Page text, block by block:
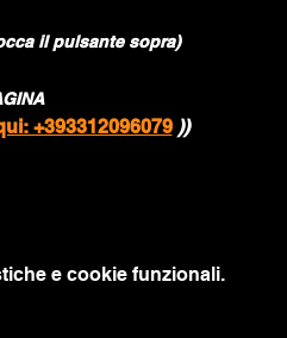
il pulsante sopra)
+393312096079 ))
e cookie funzionali.